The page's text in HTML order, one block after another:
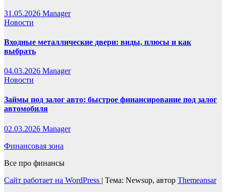
31.05.2026 Manager
Новости
Входные металлические двери: виды, плюсы и как
выбрать
04.03.2026 Manager
Новости
Займы под залог авто: быстрое финансирование под залог
автомобиля
02.03.2026 Manager
Финансовая зона
Все про финансы
Сайт работает на WordPress | Тема: Newsup, автор Themeansar